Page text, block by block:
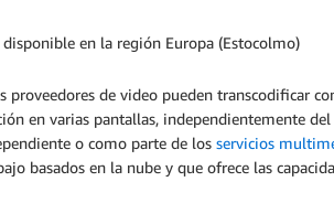
disponible en la región Europa (Estocolmo)
proveedores de video pueden transcodificar
en varias pantallas, independientemente
o como parte de los servicios
basados en la nube y que ofrece las